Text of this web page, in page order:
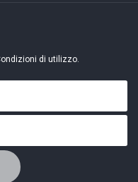
di utilizzo.